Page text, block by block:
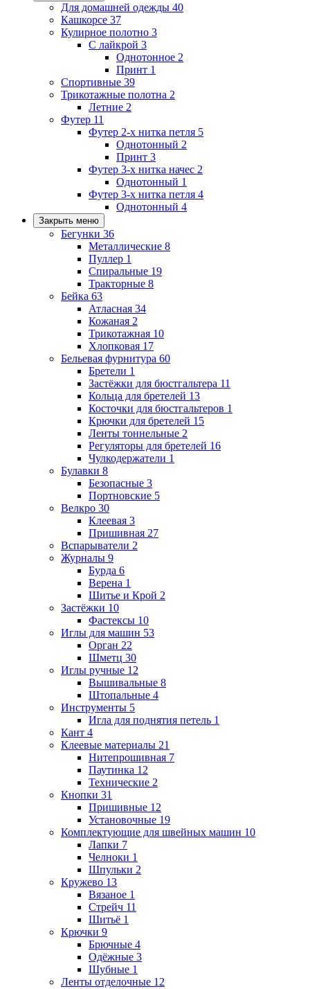
Для домашней одежды 40
Кашкорсе 37
Кулирное полотно 3
С лайкрой 3
Однотонное 2
Принт 1
Спортивные 39
Трикотажные полотна 2
Летние 2
Футер 11
Футер 2-х нитка петля 5
Однотонный 2
Принт 3
Футер 3-х нитка начес 2
Однотонный 1
Футер 3-х нитка петля 4
Однотонный 4
Закрыть меню
Бегунки 36
Металлические 8
Пуллер 1
Спиральные 19
Тракторные 8
Бейка 63
Атласная 34
Кожаная 2
Трикотажная 10
Хлопковая 17
Бельевая фурнитура 60
Бретели 1
Застёжки для бюстгальтера 11
Кольца для бретелей 13
Косточки для бюстгальтеров 1
Крючки для бретелей 15
Ленты тоннельные 2
Регуляторы для бретелей 16
Чулкодержатели 1
Булавки 8
Безопасные 3
Портновские 5
Велкро 30
Клеевая 3
Пришивная 27
Вспарыватели 2
Журналы 9
Бурда 6
Верена 1
Шитье и Крой 2
Застёжки 10
Фастексы 10
Иглы для машин 53
Орган 22
Шметц 30
Иглы ручные 12
Вышивальные 8
Штопальные 4
Инструменты 5
Игла для поднятия петель 1
Кант 4
Клеевые материалы 21
Нитепрошивная 7
Паутинка 12
Технические 2
Кнопки 31
Пришивные 12
Установочные 19
Комплектующие для швейных машин 10
Лапки 7
Челноки 1
Шпульки 2
Кружево 13
Вязаное 1
Стрейч 11
Шитьё 1
Крючки 9
Брючные 4
Одёжные 3
Шубные 1
Ленты отделочные 12